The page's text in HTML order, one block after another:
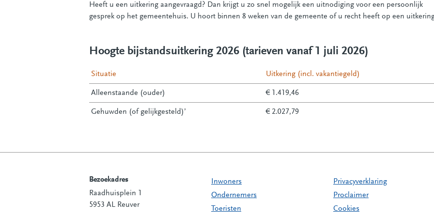
Heeft u een uitkering aangevraagd? Dan krijgt u zo snel mogelijk een uitnodiging voor een persoonlijk
gesprek op het gemeentehuis. U hoort binnen 8 weken van de gemeente of u recht heeft op een
Hoogte bijstandsuitkering 2026 (tarieven vanaf 1 juli 2026)
Situatie Uitkering (incl. vakantiegeld)
Alleenstaande (ouder) € 1.419,46
Gehuwden (of gelijkgesteld)’ € 2.027,79
Contactinformatie
Bezoekadres
Raadhuisplein 1
5953 AL Reuver
Inwoners
Ondernemers
Toeristen
Privacyverklaring
Proclaimer
Cookies